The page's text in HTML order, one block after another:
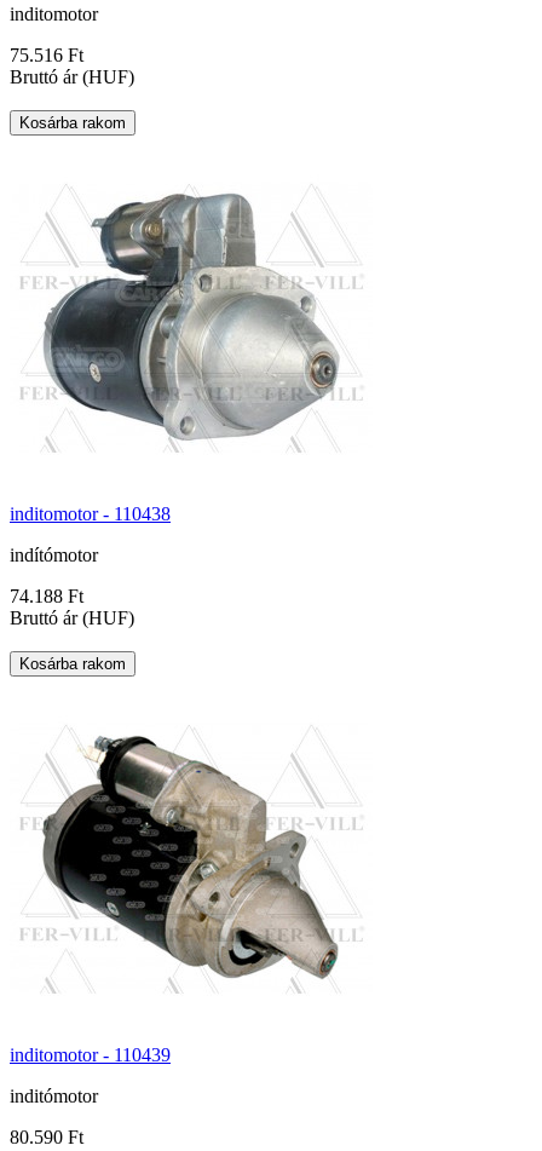
inditomotor
75.516 Ft
Bruttó ár (HUF)
inditomotor - 110438
indítómotor
74.188 Ft
Bruttó ár (HUF)
inditomotor - 110439
inditómotor
80.590 Ft